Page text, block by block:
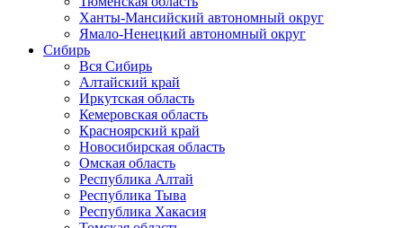
Ханты-Мансийский автономный округ
Ямало-Ненецкий автономный округ
Сибирь
Вся Сибирь
Алтайский край
Иркутская область
Кемеровская область
Красноярский край
Новосибирская область
Омская область
Республика Алтай
Республика Тыва
Республика Хакасия